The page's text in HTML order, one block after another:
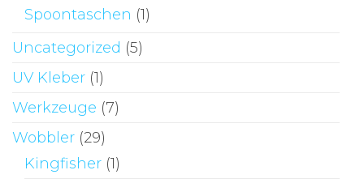
Spoontaschen (1)
Uncategorized (5)
UV Kleber (1)
Werkzeuge (7)
Wobbler (29)
Kingfisher (1)